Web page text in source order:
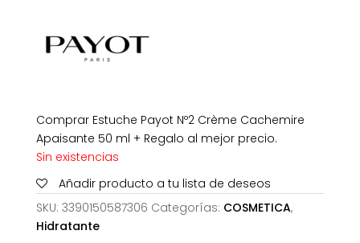
Comprar Estuche Payot Nº2 Crème Cachemire
Apaisante 50 ml + Regalo al mejor precio.
Sin existencias
Añadir producto a tu lista de deseos
SKU: 3390150587306 Categorías: COSMETICA,
Hidratante